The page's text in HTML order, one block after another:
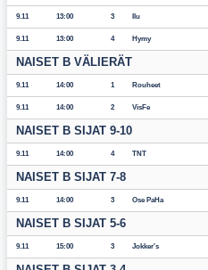
9.11 13:00 3 Ilu
9.11 13:00 4 Hymy
NAISET B VÄLIERÄT
9.11 14:00 1 Rouheet
9.11 14:00 2 VisFe
NAISET B SIJAT 9-10
9.11 14:00 4 TNT
NAISET B SIJAT 7-8
9.11 14:00 3 Ose PaHa
NAISET B SIJAT 5-6
9.11 15:00 3 Jokker's